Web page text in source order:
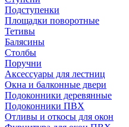
Подступенки
Площадки поворотные
Тетивы
Балясины
Столбы
Поручни
Аксессуары для лестниц
Окна и балконные двери
Подоконники деревянные
Подоконники ПВХ
Отливы и откосы для окон